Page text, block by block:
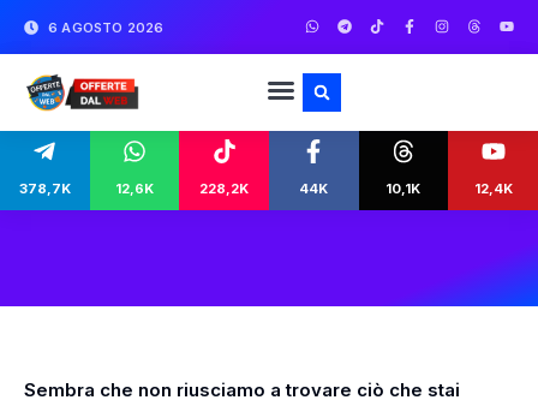
6 AGOSTO 2026
378,7K 12,6K 228,2K 44K 10,1K 12,4K
Sembra che non riusciamo a trovare ciò che stai